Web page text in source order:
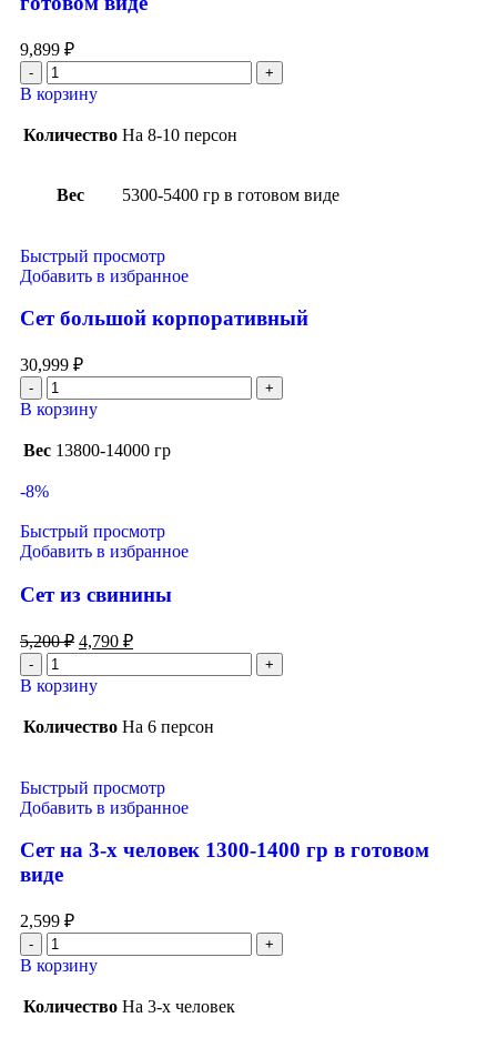
9,899 ₽
В корзину
Количество На 8-10 персон
Вес 5300-5400 гр в готовом виде
Быстрый просмотр
Добавить в избранное
Сет большой корпоративный
30,999 ₽
В корзину
Вес 13800-14000 гр
-8%
Быстрый просмотр
Добавить в избранное
Сет из свинины
5,200₽ 4,790 ₽
В корзину
Количество На 6 персон
Быстрый просмотр
Добавить в избранное
Сет на 3-х человек 1300-1400 гр в готовом
виде
2,599 ₽
В корзину
Количество На 3-х человек